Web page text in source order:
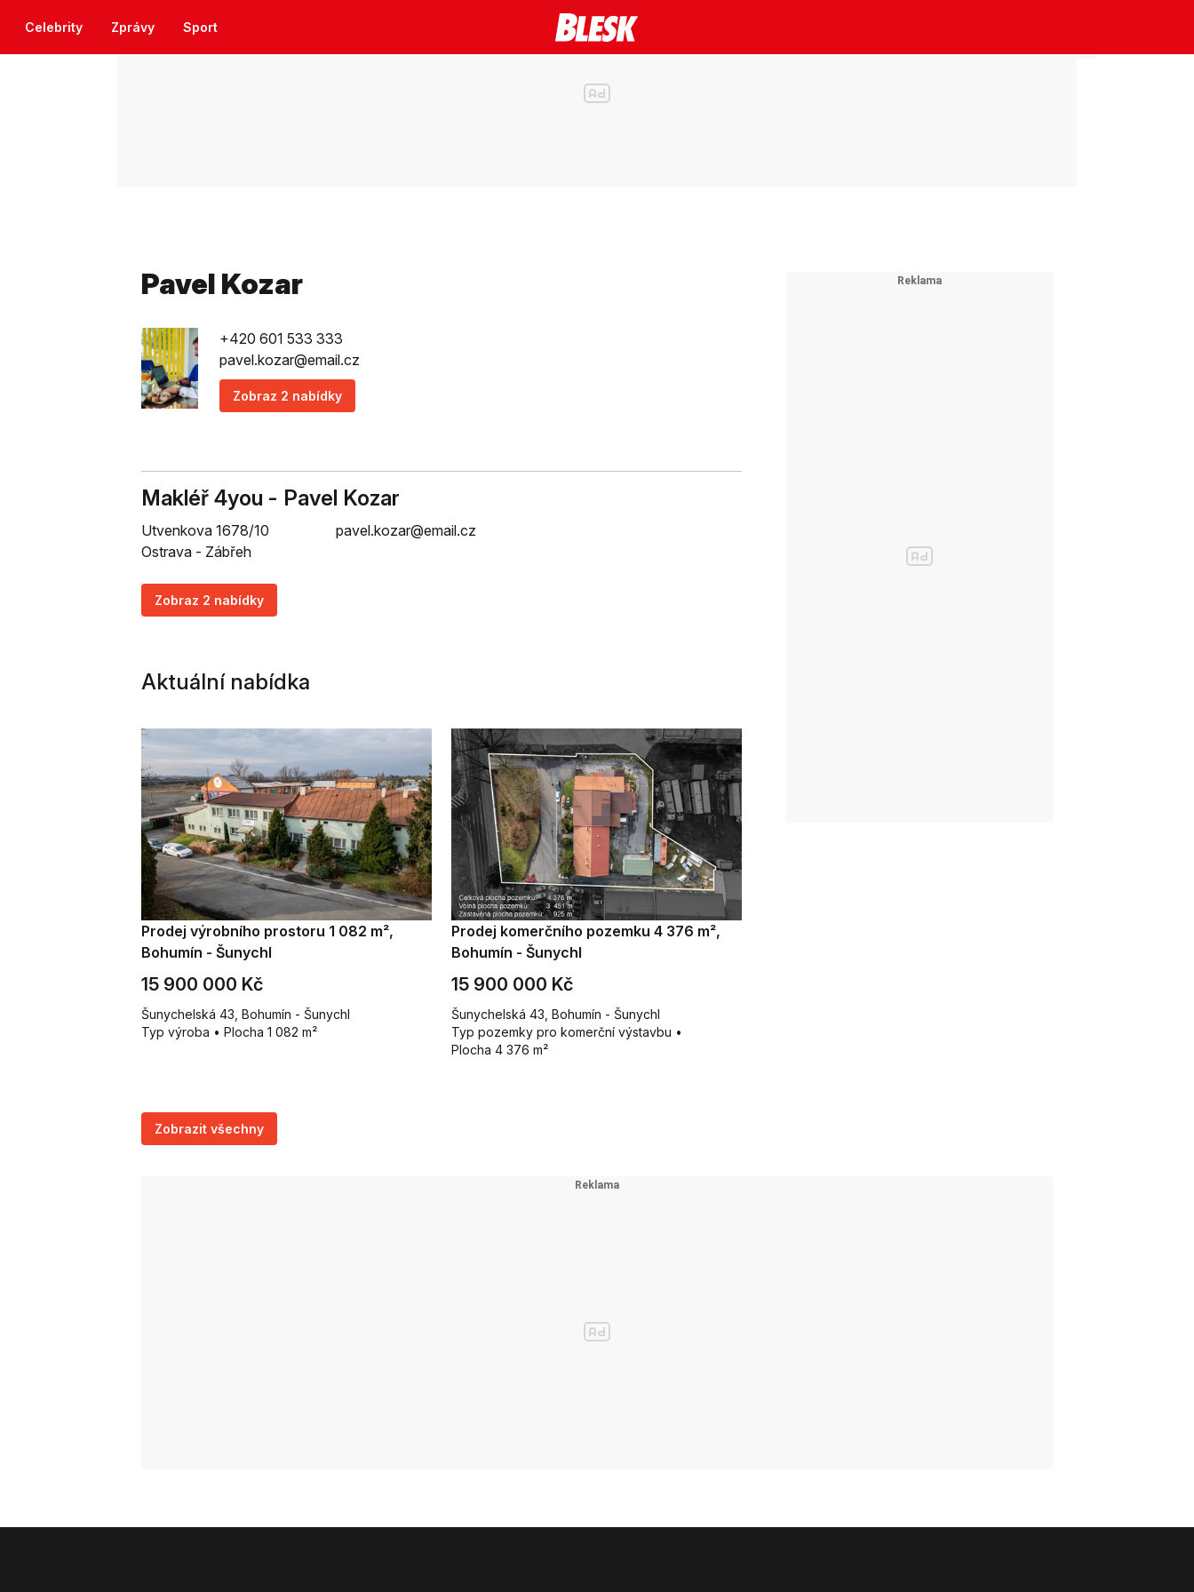
Celebrity Zprávy Sport
Pavel Kozar
+420 601 533 333
pavel.kozar@email.cz
Zobraz 2 nabídky
Makléř 4you - Pavel Kozar
Utvenkova 1678/10
Ostrava - Zábřeh
Zobraz 2 nabídky
pavel.kozar@email.cz
Aktuální nabídka
Prodej výrobního prostoru 1 082 m²,
Bohumín - Šunychl
15 900 000 Kč
Šunychelská 43, Bohumín - Šunychl
Typ výroba • Plocha 1 082 m²
Prodej komerčního pozemku 4 376 m²,
Bohumín - Šunychl
15 900 000 Kč
Šunychelská 43, Bohumín - Šunychl
Typ pozemky pro komerční výstavbu •
Plocha 4 376 m²
Zobrazit všechny